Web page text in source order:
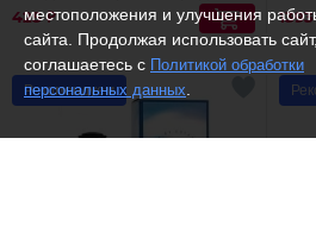
425 ₽
Рекомендуем
местоположения и улучшения
сайта. Продолжая использовать
соглашаетесь с Политикой обработки
персональных данных